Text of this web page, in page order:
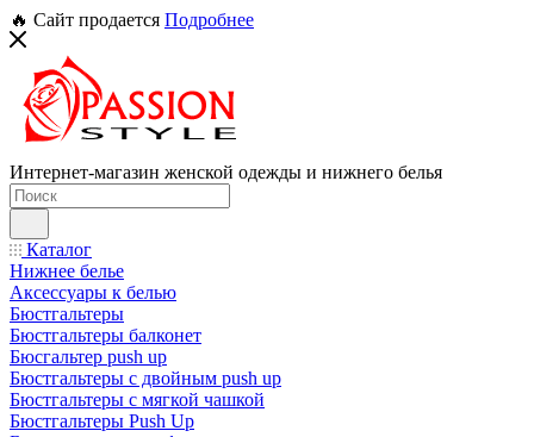
🔥 Сайт продается Подробнее
Интернет-магазин женской одежды и нижнего белья
Каталог
Нижнее белье
Аксессуары к белью
Бюстгальтеры
Бюстгальтеры балконет
Бюсгальтер push up
Бюстгальтеры с двойным push up
Бюстгальтеры с мягкой чашкой
Бюстгальтеры Push Up